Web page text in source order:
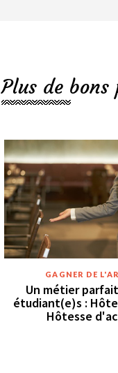
Plus de
GAGNER DE
Un métier
étudiant(e)s :
Hôtesse